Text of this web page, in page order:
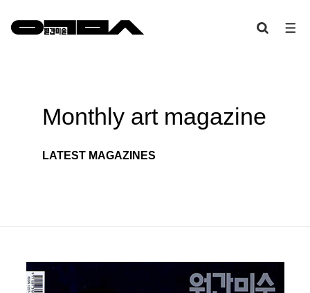
Monthly artmagazine
LATEST MAGAZINES